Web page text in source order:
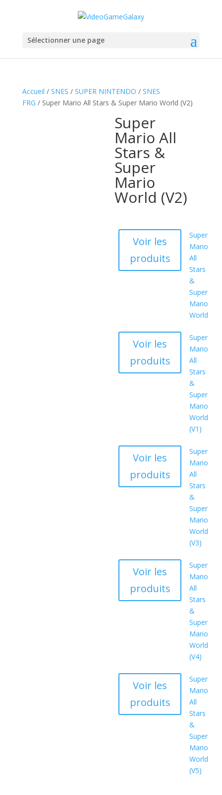
Sélectionner une page
Accueil / SNES / SUPER NINTENDO / SNES
FRG / Super Mario All Stars & Super Mario World (V2)
Super
Mario All
Stars &
Super
Mario
World (V2)
Voir les
produits
Super
Mario
All
Stars
&
Super
Mario
World
Voir les
produits
Super
Mario
All
Stars
&
Super
Mario
World
(V1)
Voir les
produits
Super
Mario
All
Stars
&
Super
Mario
World
(V3)
Voir les
produits
Super
Mario
All
Stars
&
Super
Mario
World
(V4)
Voir les
produits
Super
Mario
All
Stars
&
Super
Mario
World
(V5)